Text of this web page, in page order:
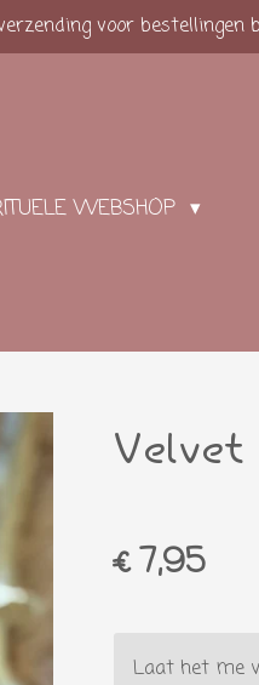
voor bestellingen
WEBSHOP
Velvet
€ 7,95
Laat het me